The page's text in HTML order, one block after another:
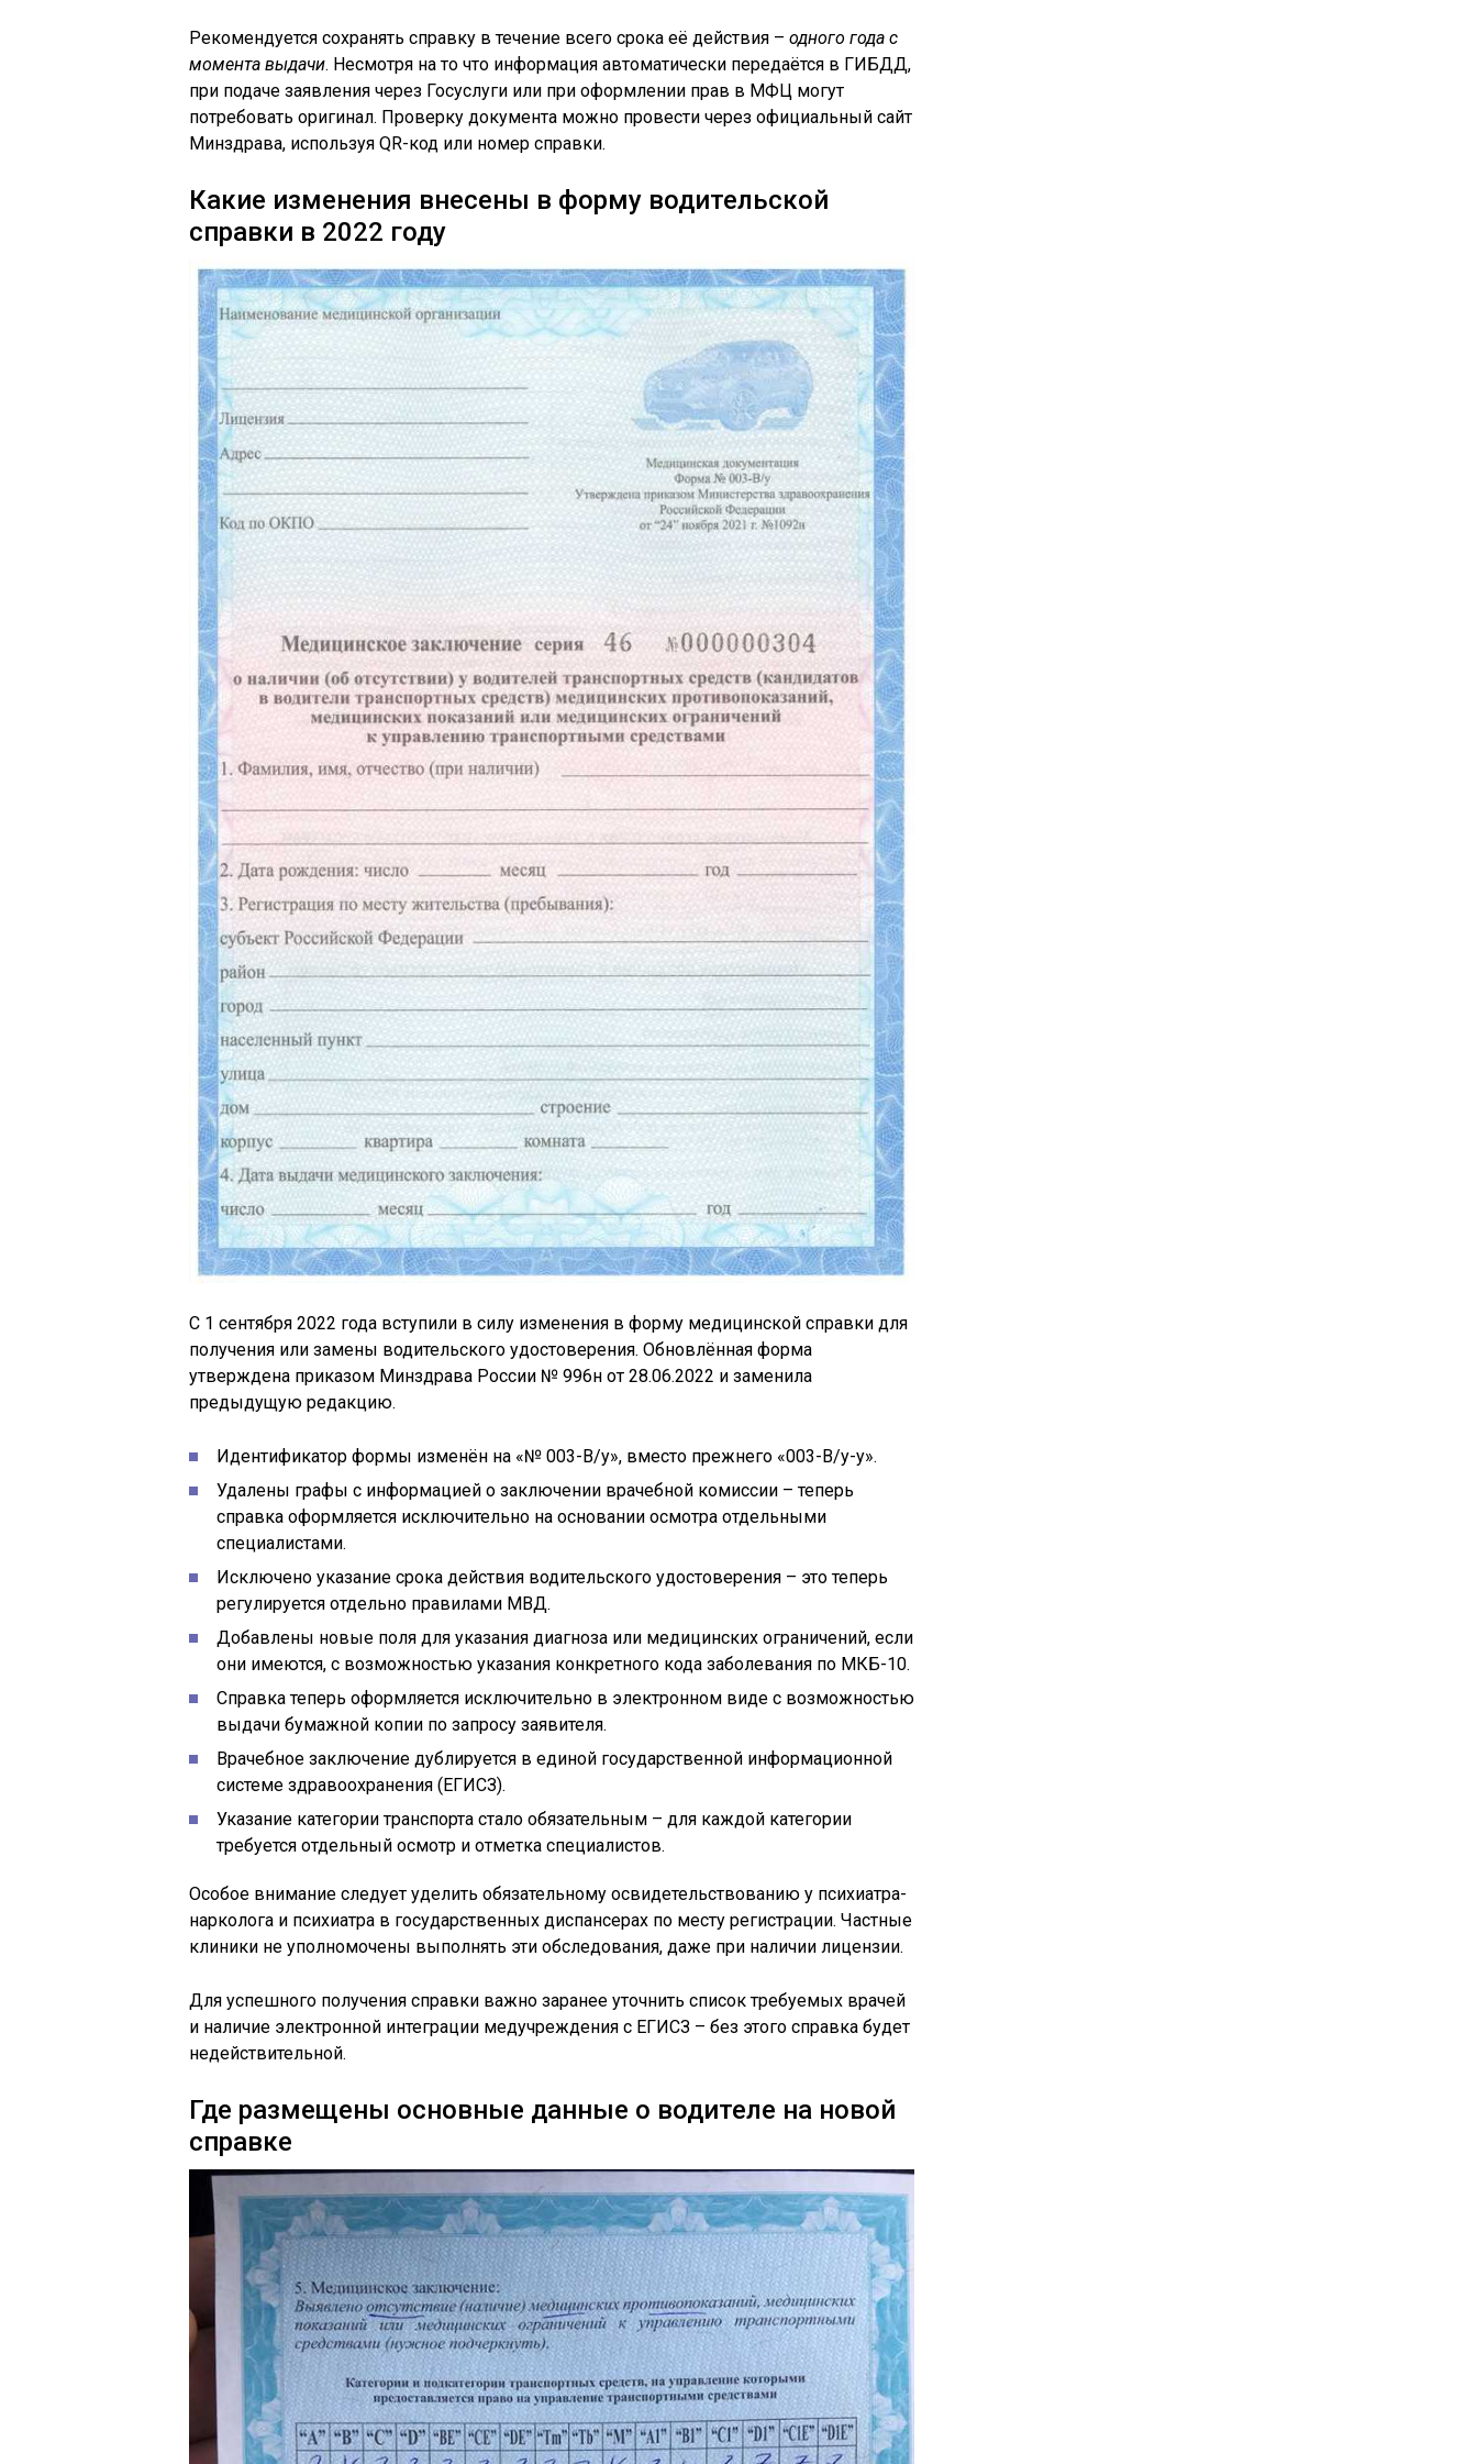
Рекомендуется сохранять справку в течение всего срока её действия – одного года с
момента выдачи. Несмотря на то что информация автоматически передаётся в ГИБДД,
при подаче заявления через Госуслуги или при оформлении прав в МФЦ могут
потребовать оригинал. Проверку документа можно провести через официальный сайт
Минздрава, используя QR-код или номер справки.
Какие изменения внесены в форму водительской
справки в 2022 году
С 1 сентября 2022 года вступили в силу изменения в форму медицинской справки для
получения или замены водительского удостоверения. Обновлённая форма
утверждена приказом Минздрава России № 996н от 28.06.2022 и заменила
предыдущую редакцию.
Идентификатор формы изменён на «№ 003-В/у», вместо прежнего «003-В/у-у».
Удалены графы с информацией о заключении врачебной комиссии – теперь
справка оформляется исключительно на основании осмотра отдельными
специалистами.
Исключено указание срока действия водительского удостоверения – это теперь
регулируется отдельно правилами МВД.
Добавлены новые поля для указания диагноза или медицинских ограничений, если
они имеются, с возможностью указания конкретного кода заболевания по МКБ-10.
Справка теперь оформляется исключительно в электронном виде с возможностью
выдачи бумажной копии по запросу заявителя.
Врачебное заключение дублируется в единой государственной информационной
системе здравоохранения (ЕГИСЗ).
Указание категории транспорта стало обязательным – для каждой категории
требуется отдельный осмотр и отметка специалистов.
Особое внимание следует уделить обязательному освидетельствованию у психиатра-
нарколога и психиатра в государственных диспансерах по месту регистрации. Частные
клиники не уполномочены выполнять эти обследования, даже при наличии лицензии.
Для успешного получения справки важно заранее уточнить список требуемых врачей
и наличие электронной интеграции медучреждения с ЕГИСЗ – без этого справка будет
недействительной.
Где размещены основные данные о водителе на новой
справке